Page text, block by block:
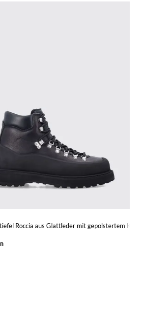
Roccia aus Glattleder mit gepolstertem